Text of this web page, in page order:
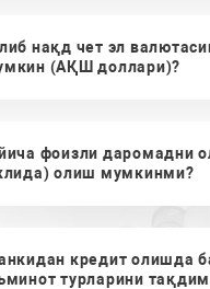
нақд чет эл
(АҚШ доллари)?
фоизли даромадни
олиш мумкинми?
кредит олишда
турларини